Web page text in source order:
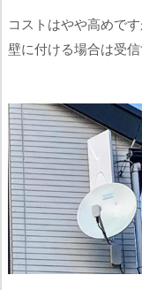
コストはやや高めで
壁に付ける場合は受